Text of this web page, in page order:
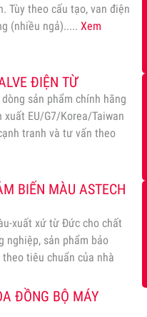
Tùy theo cấu tạo, van điện
(nhiều ngả)..... Xem
ĐIỆN TỪ
sản phẩm chính hãng
EU/G7/Korea/Taiwan
tranh và tư vấn theo
BIẾN MÀU ASTECH
xuất xứ từ Đức cho chất
nghiệp, sản phẩm bảo
tiêu chuẩn của nhà
ĐỒNG BỘ MÁY